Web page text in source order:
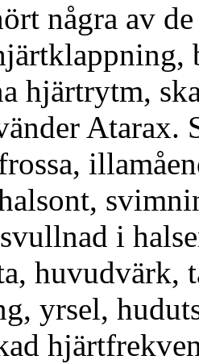
några av
hjärtrytm,
Atarax.
i
huvudvärk,
yrsel,